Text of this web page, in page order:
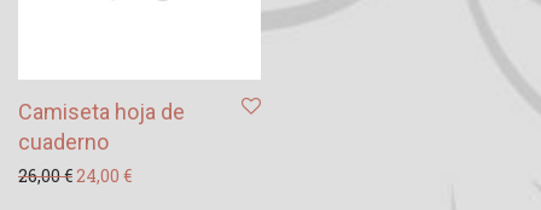
Camiseta hoja de
cuaderno
26,00€ El precio original era: 26,00 €.
24,00 €El precio actual es: 24,00 €.